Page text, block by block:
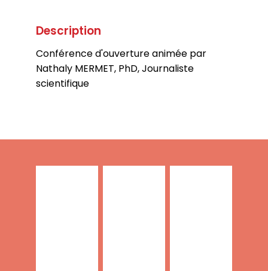
Description
Conférence d'ouverture animée par
Nathaly MERMET, PhD, Journaliste
scientifique